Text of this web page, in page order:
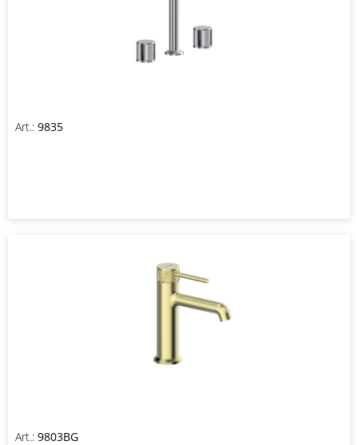
Art.: 9835
Art.: 9803BG